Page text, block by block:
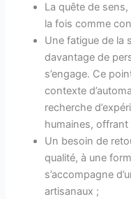
La quête de
la fois comme
Une fatigue de la
davantage de
s’engage. Ce
contexte
recherche
humaines,
Un besoin de
qualité, à une
s’accompagne
artisanaux ;